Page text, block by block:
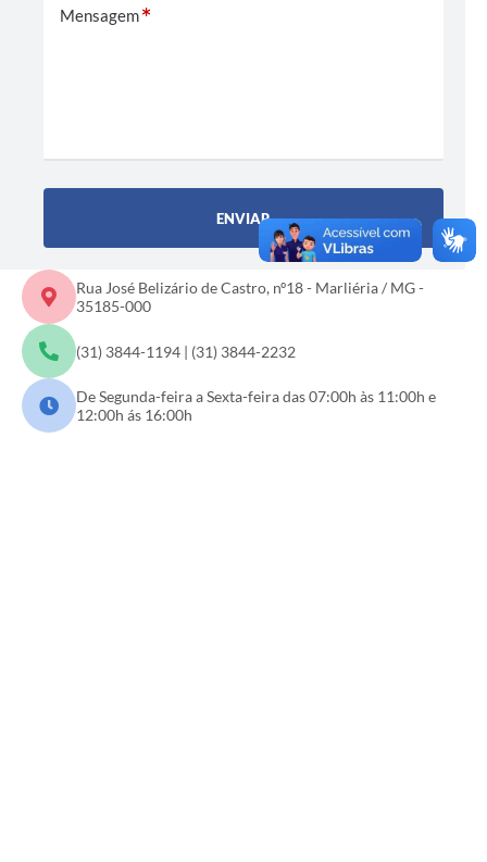
Mensagem
ENVIAR
Rua José Belizário de Castro, nº18 - Marliéria / MG -
35185-000
(31) 3844-1194 | (31) 3844-2232
De Segunda-feira a Sexta-feira das 07:00h às 11:00h e
12:00h ás 16:00h